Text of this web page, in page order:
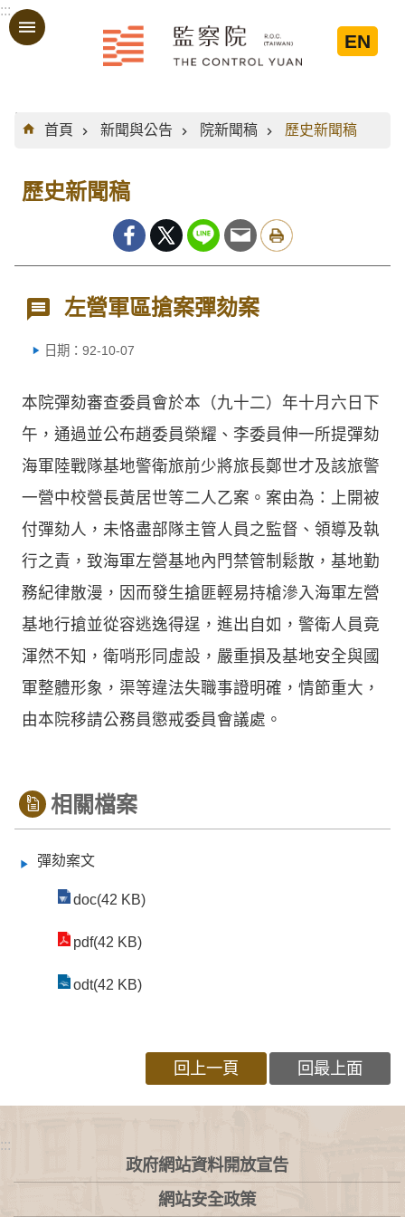
跳到主要內容區塊
:::
EN
:::
首頁
新聞與公告 院新聞稿 歷史新聞稿
歷史新聞稿
左營軍區搶案彈劾案
日期：92-10-07
本院彈劾審查委員會於本（九十二）年十月六日下
午，通過並公布趙委員榮耀、李委員伸一所提彈劾
海軍陸戰隊基地警衛旅前少將旅長鄭世才及該旅警
一營中校營長黃居世等二人乙案。案由為：上開被
付彈劾人，未恪盡部隊主管人員之監督、領導及執
行之責，致海軍左營基地內門禁管制鬆散，基地勤
務紀律散漫，因而發生搶匪輕易持槍滲入海軍左營
基地行搶並從容逃逸得逞，進出自如，警衛人員竟
渾然不知，衛哨形同虛設，嚴重損及基地安全與國
軍整體形象，渠等違法失職事證明確，情節重大，
由本院移請公務員懲戒委員會議處。
相關檔案
彈劾案文
doc(42 KB)
pdf(42 KB)
odt(42 KB)
回上一頁 回最上面
:::
政府網站資料開放宣告
網站安全政策